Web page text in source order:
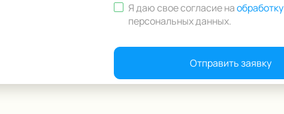
Я даю свое согласие наобработку
персональных данных.
Отправить заявку